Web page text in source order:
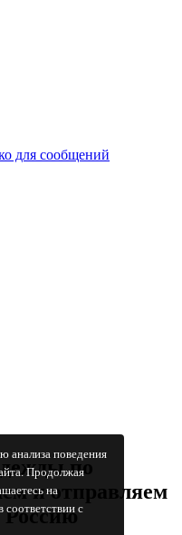
анализа поведения
Продолжая
на
соответствии с
для сообщений
по
и отправляем
Россию